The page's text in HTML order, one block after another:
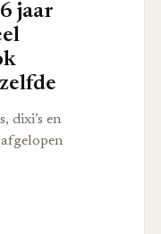
jaar
dixi’s en